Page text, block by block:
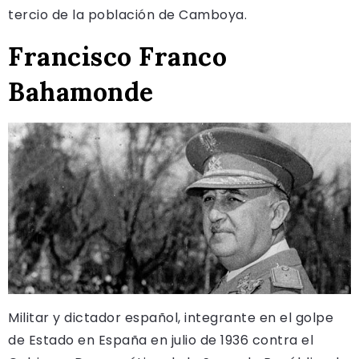
tercio de la población de Camboya.
Francisco Franco
Bahamonde
Militar y dictador español, integrante en el golpe
de Estado en España en julio de 1936 contra el